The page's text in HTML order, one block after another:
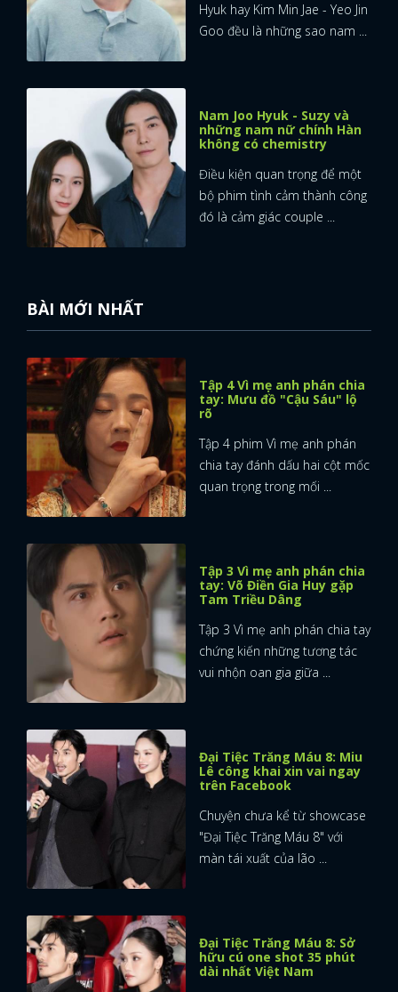
Hyuk hay Kim Min Jae - Yeo Jin
Goo đều là những sao nam ...
Nam Joo Hyuk - Suzy và
những nam nữ chính Hàn
không có chemistry
Điều kiện quan trọng để một
bộ phim tình cảm thành công
đó là cảm giác couple ...
BÀI MỚI NHẤT
Tập 4 Vì mẹ anh phán chia
tay: Mưu đồ "Cậu Sáu" lộ
rõ
Tập 4 phim Vì mẹ anh phán
chia tay đánh dấu hai cột mốc
quan trọng trong mối ...
Tập 3 Vì mẹ anh phán chia
tay: Võ Điền Gia Huy gặp
Tam Triều Dâng
Tập 3 Vì mẹ anh phán chia tay
chứng kiến những tương tác
vui nhộn oan gia giữa ...
Đại Tiệc Trăng Máu 8: Miu
Lê công khai xin vai ngay
trên Facebook
Chuyện chưa kể từ showcase
"Đại Tiệc Trăng Máu 8" với
màn tái xuất của lão ...
Đại Tiệc Trăng Máu 8: Sở
hữu cú one shot 35 phút
dài nhất Việt Nam